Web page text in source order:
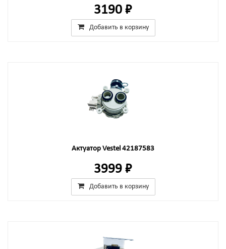
3190 ₽
Добавить в корзину
Актуатор Vestel 42187583
3999 ₽
Добавить в корзину